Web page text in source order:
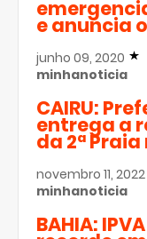
e anuncia
junho 09, 2020
minhanoticia
CAIRU:
entrega a
da 2ª
novembro 11, 2022
minhanoticia
BAHIA: